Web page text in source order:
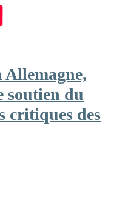
Allemagne,
soutien du
critiques des